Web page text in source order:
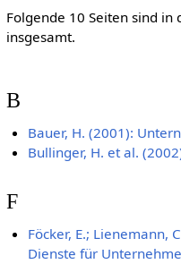
Folgende 10 Seiten sind in
insgesamt.
B
Bauer, H. (2001):
Bullinger, H. et al.
F
Föcker, E.; Lienemann,
Dienste für